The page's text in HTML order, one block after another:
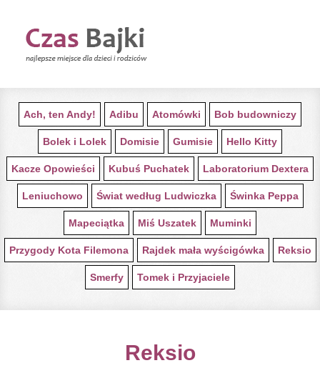
STRONA GŁÓWNA Z BAJKAMI
Ach, ten Andy! Adibu Atomówki Bob budowniczy
Bolek i Lolek Domisie Gumisie Hello Kitty
Kacze Opowieści Kubuś Puchatek Laboratorium Dextera
Leniuchowo Świat według Ludwiczka Świnka Peppa
Mapeciątka Miś Uszatek Muminki
Przygody Kota Filemona Rajdek mała wyścigówka Reksio
Smerfy Tomek i Przyjaciele
Reksio